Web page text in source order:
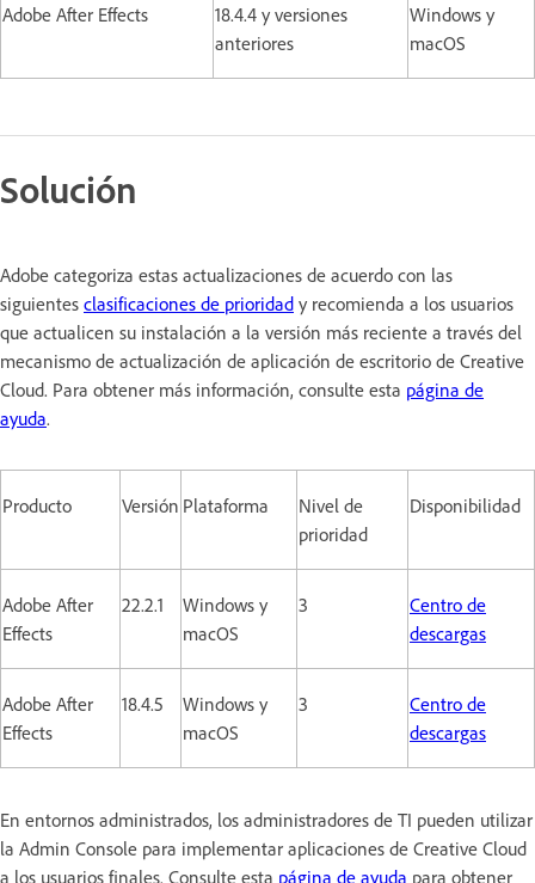
Adobe After Effects
18.4.4 y versiones
anteriores
Windows y
macOS
Solución
Adobe categoriza estas actualizaciones de acuerdo con las
siguientes clasificaciones de prioridad y recomienda a los usuarios
que actualicen su instalación a la versión más reciente a través del
mecanismo de actualización de aplicación de escritorio de Creative
Cloud. Para obtener más información, consulte esta página de
ayuda.
Producto Versión Plataforma
Nivel de
prioridad
Disponibilidad
Adobe After
Effects
22.2.1
Windows y
macOS
3
Centro de
descargas
Adobe After
Effects
18.4.5
Windows y
macOS
3
Centro de
descargas
En entornos administrados, los administradores de TI pueden utilizar
la Admin Console para implementar aplicaciones de Creative Cloud
a los usuarios finales. Consulte esta página de ayuda para obtener